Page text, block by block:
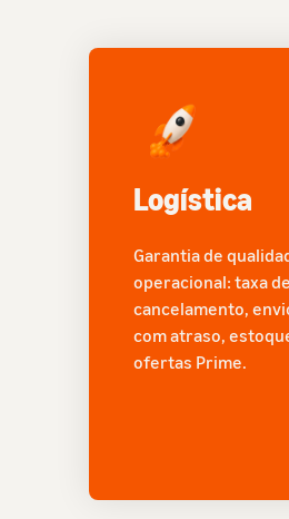
Logística
Garantia de
operacional: taxa de
cancelamento,
com atraso,
ofertas Prime.